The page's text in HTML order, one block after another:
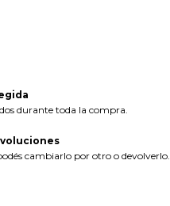
durante toda la compra.
cambiarlo por otro o devolverlo.